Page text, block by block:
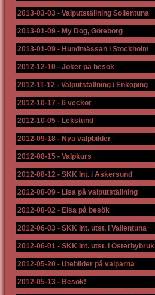
2013-03-03 - Valputställning Sollentuna
2013-01-09 - My Dog, Göteborg
2013-01-09 - Hundmässan i Stockholm
2012-12-10 - Joker på besök
2012-11-12 - Valputställning i Enköping
2012-10-17 - 6 veckor
2012-10-05 - Lekstund
2012-09-18 - Nya valpbilder
2012-08-15 - Valpkurs
2012-08-12 - SKK Int. i Askersund
2012-08-09 - Lisa på valputställning
2012-08-02 - Elsa på besök
2012-06-03 - SKK Int. utst. i Vallentuna
2012-06-01 - SKK Int. utst. i Österbybruk
2012-05-20 - Utebilder på valparna
2012-05-13 - Besök!